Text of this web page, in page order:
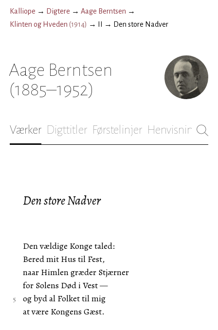
Kalliope → Digtere → Aage Berntsen →
Klinten og Hveden (1914) → → Den store Nadver
Aage Berntsen
(1885–1952)
Værker Digttitler Førstelinjer Henvisninger
Den store Nadver
Den vældige Konge taled:
Bered mit Hus til Fest,
naar Himlen græder Stjærner
for Solens Død i Vest —
og byd al Folket til mig
at være Kongens Gæst.